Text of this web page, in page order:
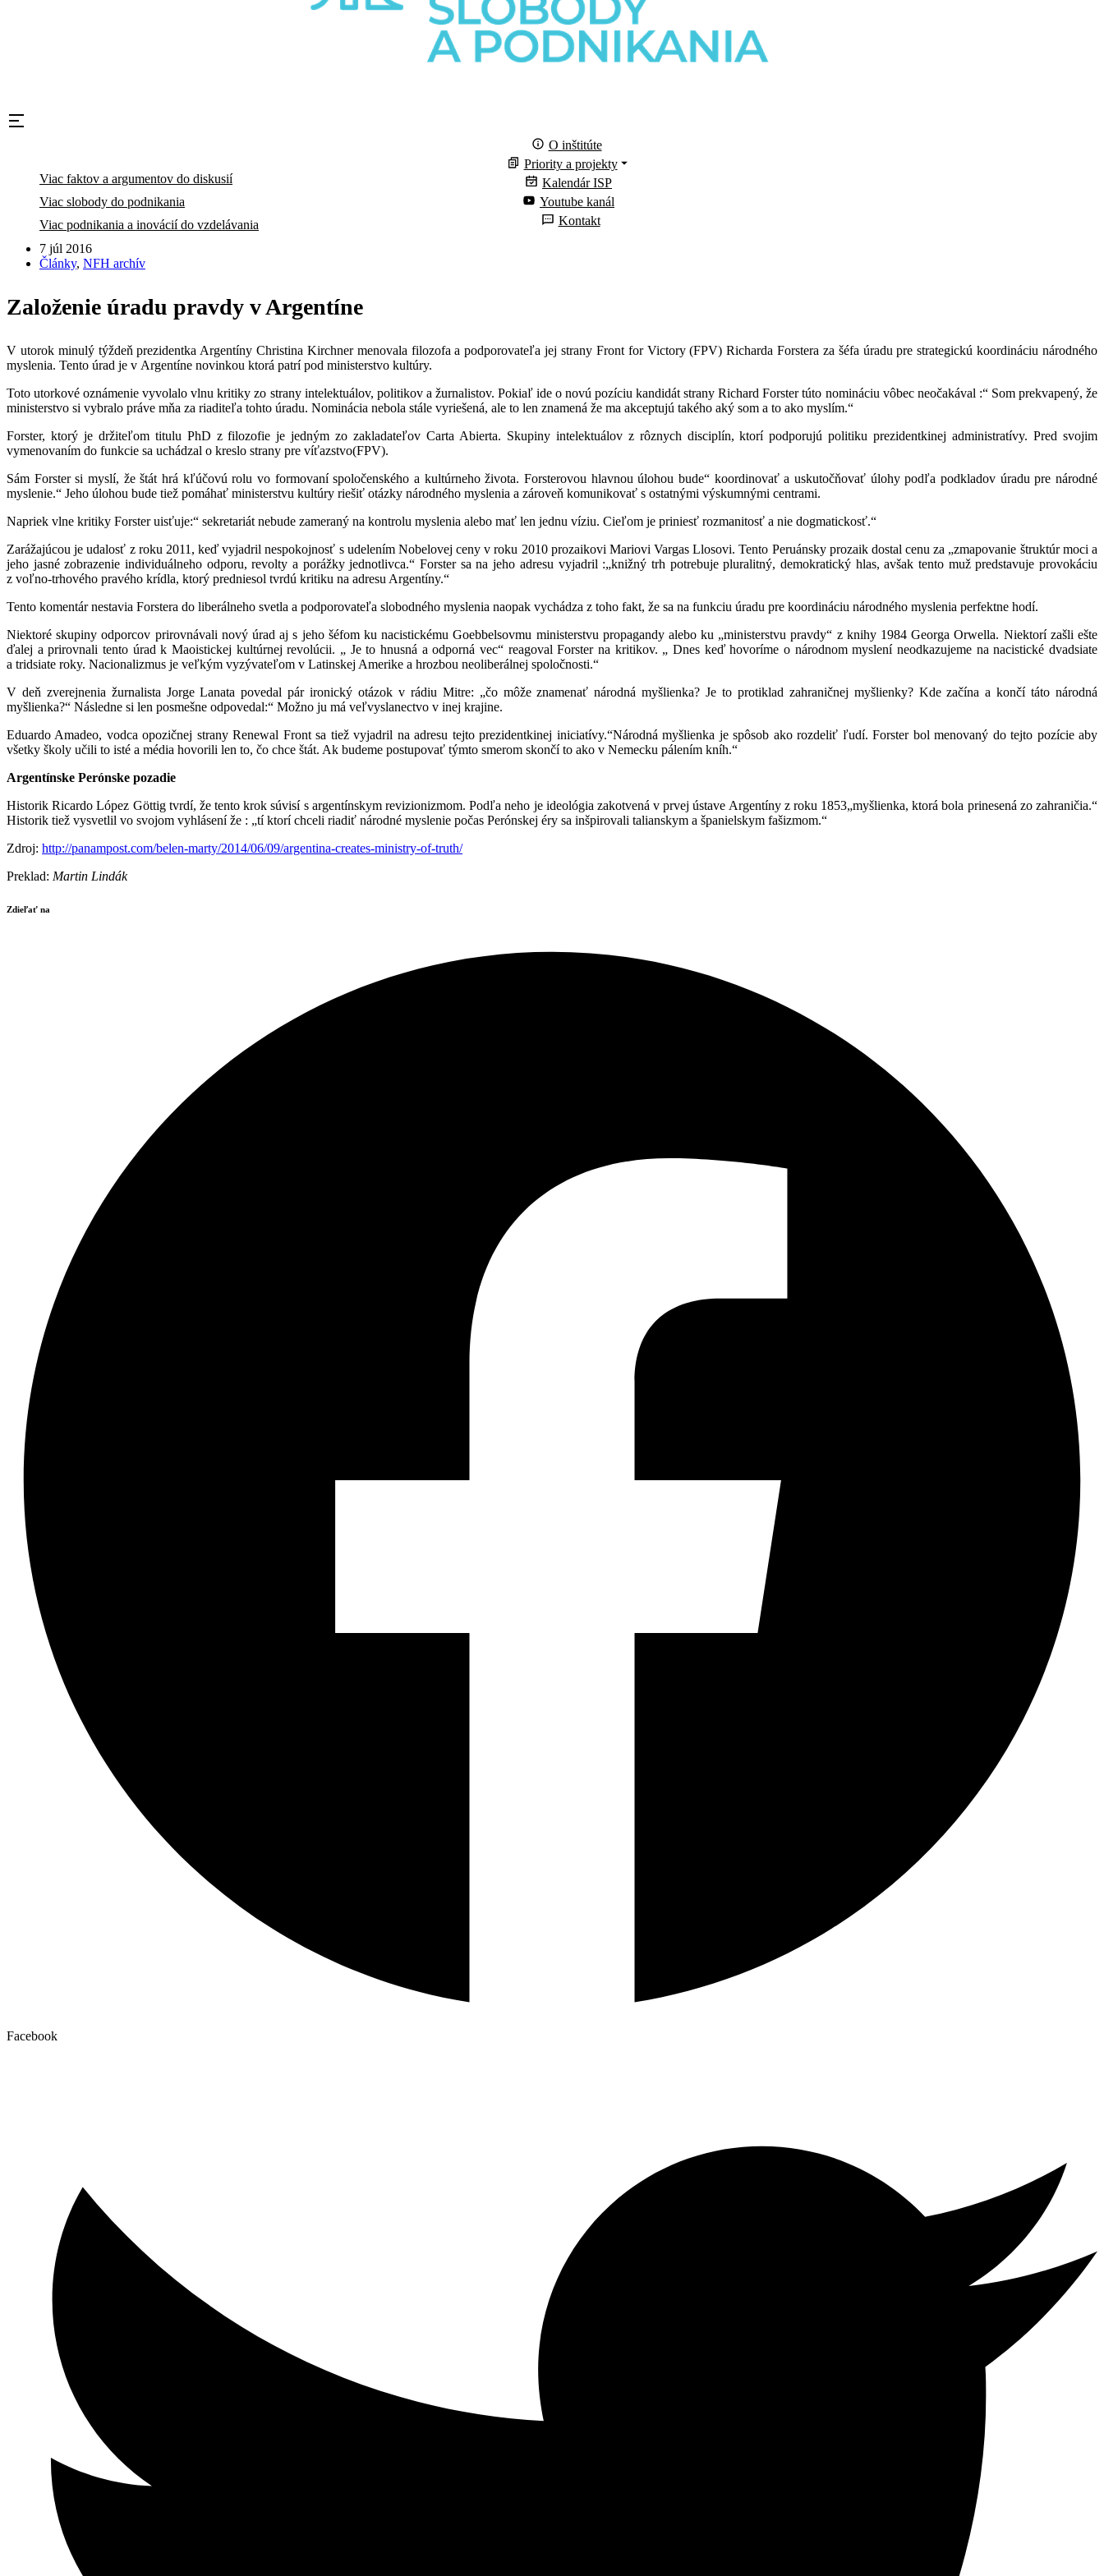
O inštitúte
Priority a projekty
Viac faktov a argumentov do diskusií
Viac slobody do podnikania
Viac podnikania a inovácií do vzdelávania
Kalendár ISP
Youtube kanál
Kontakt
7 júl 2016
Články, NFH archív
Založenie úradu pravdy v Argentíne
V utorok minulý týždeň prezidentka Argentíny Christina Kirchner menovala filozofa a podporovateľa jej strany Front for Victory (FPV) Richarda Forstera za šéfa úradu pre strategickú koordináciu národného
myslenia. Tento úrad je v Argentíne novinkou ktorá patrí pod ministerstvo kultúry.
Toto utorkové oznámenie vyvolalo vlnu kritiky zo strany intelektuálov, politikov a žurnalistov. Pokiaľ ide o novú pozíciu kandidát strany Richard Forster túto nomináciu vôbec neočakával :“ Som prekvapený, že
ministerstvo si vybralo práve mňa za riaditeľa tohto úradu. Nominácia nebola stále vyriešená, ale to len znamená že ma akceptujú takého aký som a to ako myslím.“
Forster, ktorý je držiteľom titulu PhD z filozofie je jedným zo zakladateľov Carta Abierta. Skupiny intelektuálov z rôznych disciplín, ktorí podporujú politiku prezidentkinej administratívy. Pred svojim
vymenovaním do funkcie sa uchádzal o kreslo strany pre víťazstvo(FPV).
Sám Forster si myslí, že štát hrá kľúčovú rolu vo formovaní spoločenského a kultúrneho života. Forsterovou hlavnou úlohou bude“ koordinovať a uskutočňovať úlohy podľa podkladov úradu pre národné
myslenie.“ Jeho úlohou bude tiež pomáhať ministerstvu kultúry riešiť otázky národného myslenia a zároveň komunikovať s ostatnými výskumnými centrami.
Napriek vlne kritiky Forster uisťuje:“ sekretariát nebude zameraný na kontrolu myslenia alebo mať len jednu víziu. Cieľom je priniesť rozmanitosť a nie dogmatickosť.“
Zarážajúcou je udalosť z roku 2011, keď vyjadril nespokojnosť s udelením Nobelovej ceny v roku 2010 prozaikovi Mariovi Vargas Llosovi. Tento Peruánsky prozaik dostal cenu za „zmapovanie štruktúr moci a
jeho jasné zobrazenie individuálneho odporu, revolty a porážky jednotlivca.“ Forster sa na jeho adresu vyjadril :„knižný trh potrebuje pluralitný, demokratický hlas, avšak tento muž predstavuje provokáciu
z voľno-trhového pravého krídla, ktorý predniesol tvrdú kritiku na adresu Argentíny.“
Tento komentár nestavia Forstera do liberálneho svetla a podporovateľa slobodného myslenia naopak vychádza z toho fakt, že sa na funkciu úradu pre koordináciu národného myslenia perfektne hodí.
Niektoré skupiny odporcov prirovnávali nový úrad aj s jeho šéfom ku nacistickému Goebbelsovmu ministerstvu propagandy alebo ku „ministerstvu pravdy“ z knihy 1984 Georga Orwella. Niektorí zašli ešte
ďalej a prirovnali tento úrad k Maoistickej kultúrnej revolúcii. „ Je to hnusná a odporná vec“ reagoval Forster na kritikov. „ Dnes keď hovoríme o národnom myslení neodkazujeme na nacistické dvadsiate
a tridsiate roky. Nacionalizmus je veľkým vyzývateľom v Latinskej Amerike a hrozbou neoliberálnej spoločnosti.“
V deň zverejnenia žurnalista Jorge Lanata povedal pár ironický otázok v rádiu Mitre: „čo môže znamenať národná myšlienka? Je to protiklad zahraničnej myšlienky? Kde začína a končí táto národná
myšlienka?“ Následne si len posmešne odpovedal:“ Možno ju má veľvyslanectvo v inej krajine.
Eduardo Amadeo, vodca opozičnej strany Renewal Front sa tiež vyjadril na adresu tejto prezidentkinej iniciatívy.“Národná myšlienka je spôsob ako rozdeliť ľudí. Forster bol menovaný do tejto pozície aby
všetky školy učili to isté a média hovorili len to, čo chce štát. Ak budeme postupovať týmto smerom skončí to ako v Nemecku pálením kníh.“
Argentínske Perónske pozadie
Historik Ricardo López Göttig tvrdí, že tento krok súvisí s argentínskym revizionizmom. Podľa neho je ideológia zakotvená v prvej ústave Argentíny z roku 1853„myšlienka, ktorá bola prinesená zo zahraničia.“
Historik tiež vysvetlil vo svojom vyhlásení že : „tí ktorí chceli riadiť národné myslenie počas Perónskej éry sa inšpirovali talianskym a španielskym fašizmom.“
Zdroj: http://panampost.com/belen-marty/2014/06/09/argentina-creates-ministry-of-truth/
Preklad: Martin Lindák
Zdieľať na
Facebook